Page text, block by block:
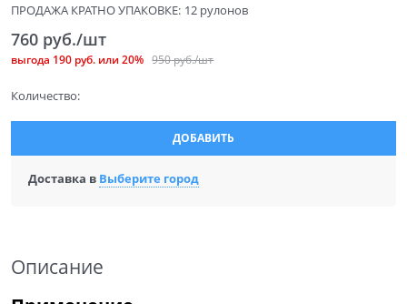
ПРОДАЖА КРАТНО УПАКОВКЕ: 12 рулонов
950 руб./шт
760 руб./шт
выгода 190 руб. или20%
Количество:
ДОБАВИТЬ
Доставка в Выберите город
Описание